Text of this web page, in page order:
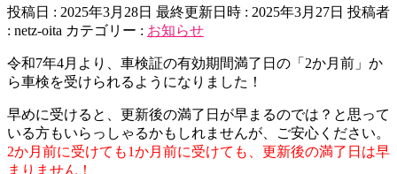
投稿日 : 2025年3月28日 最終更新日時 : 2025年3月27日 投稿者
: netz-oita カテゴリー : お知らせ
令和7年4月より、車検証の有効期間満了日の「2か月前」か
ら車検を受けられるようになりました！
早めに受けると、更新後の満了日が早まるのでは？と思って
いる方もいらっしゃるかもしれませんが、ご安心ください。
2か月前に受けても1か月前に受けても、更新後の満了日は早
まりません！